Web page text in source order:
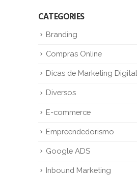
CATEGORIES
Branding
Compras Online
Dicas de Marketing Digital
Diversos
E-commerce
Empreendedorismo
Google ADS
Inbound Marketing